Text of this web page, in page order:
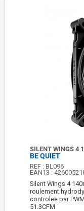
SILENT WINGS 4
BE QUIET
REF :BL096
EAN13 :
Silent Wings 4
roulement
controlee par
51.3CFM